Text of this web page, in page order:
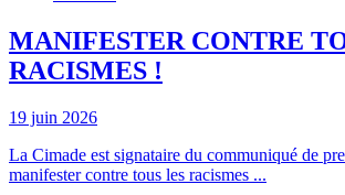
MANIFESTER CONTRE
RACISMES !
19 juin 2026
La Cimade est signataire du communiqué de
manifester contre tous les racismes ...